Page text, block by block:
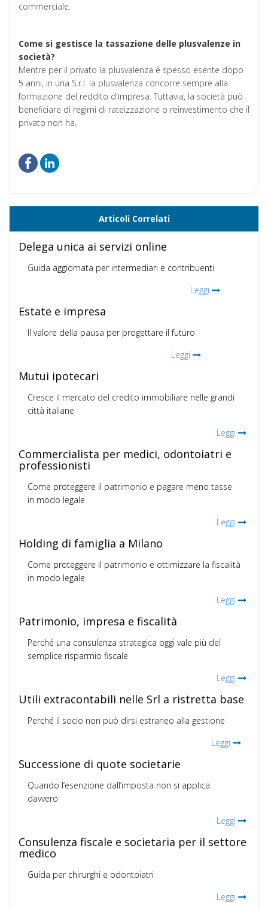
commerciale.
Come si gestisce la tassazione delle plusvalenze in
società?
Mentre per il privato la plusvalenza è spesso esente dopo
5 anni, in una S.r.l. la plusvalenza concorre sempre alla
formazione del reddito d'impresa. Tuttavia, la società può
beneficiare di regimi di rateizzazione o reinvestimento che il
privato non ha.
Articoli Correlati
Delega unica ai servizi online
Guida aggiornata per intermediari e contribuenti
Leggi
Estate e impresa
Il valore della pausa per progettare il futuro
Leggi
Mutui ipotecari
Cresce il mercato del credito immobiliare nelle grandi
città italiane
Leggi
Commercialista per medici, odontoiatri e
professionisti
Come proteggere il patrimonio e pagare meno tasse
in modo legale
Leggi
Holding di famiglia a Milano
Come proteggere il patrimonio e ottimizzare la fiscalità
in modo legale
Leggi
Patrimonio, impresa e fiscalità
Perché una consulenza strategica oggi vale più del
semplice risparmio fiscale
Leggi
Utili extracontabili nelle Srl a ristretta base
Perché il socio non può dirsi estraneo alla gestione
Leggi
Successione di quote societarie
Quando l’esenzione dall’imposta non si applica
davvero
Leggi
Consulenza fiscale e societaria per il settore
medico
Guida per chirurghi e odontoiatri
Leggi